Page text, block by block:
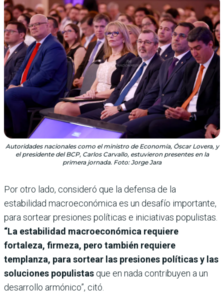
Autoridades nacionales como el ministro de Economía, Óscar Lovera, y
el presidente del BCP, Carlos Carvallo, estuvieron presentes en la
primera jornada. Foto: Jorge Jara
Por otro lado, consideró que la defensa de la
estabilidad macroeconómica es un desafío importante,
para sortear presiones políticas e iniciativas populistas.
“La estabilidad macroeconómica requiere
fortaleza, firmeza, pero también requiere
templanza, para sortear las presiones políticas y las
soluciones populistas que en nada contribuyen a un
desarrollo armónico”, citó.